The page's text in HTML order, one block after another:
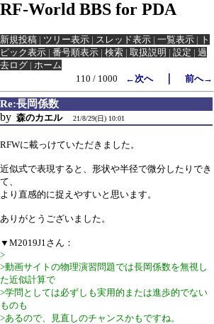
RF-World BBS for PDA
新規投稿 | ツリー表示 | スレッド表示 | 一覧表示 | ト
ピック表示 | 番号順表示 | 検索 | 取扱説明 | 設定 | 過
去ログ | ホーム
110 / 1000
←次へ｜ 前へ→
Re:長岡係数
by 森のカエル 21/8/29(日) 10:01
RFWに載っけていただきました。
近似式で表現すると、形状や半径で微分したりでき
て、
より直感的に捉えやすいと思います。
ありがとうございました。
▼M2019J1さん：
>
>動画サイトの物理演習問題では長岡係数を無視し
た近似計算で
>学問としては必ずしも実用的または進歩的でない
ものも
>あるので、見直しのチャンスかもですね。